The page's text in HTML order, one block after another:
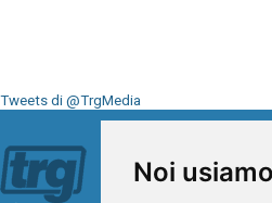
Noi
Tweets di @TrgMedia